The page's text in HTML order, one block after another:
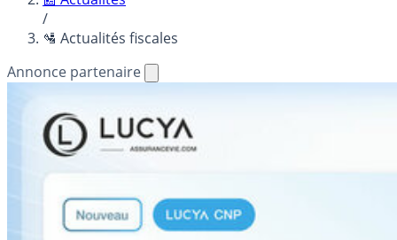
/
🛂 Actualités fiscales
Annonce partenaire